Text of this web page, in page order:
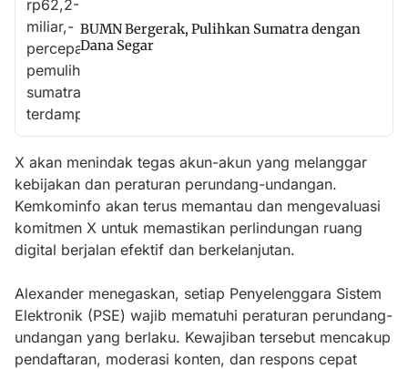
BUMN Bergerak, Pulihkan Sumatra dengan
Dana Segar
X akan menindak tegas akun-akun yang melanggar
kebijakan dan peraturan perundang-undangan.
Kemkominfo akan terus memantau dan mengevaluasi
komitmen X untuk memastikan perlindungan ruang
digital berjalan efektif dan berkelanjutan.
Alexander menegaskan, setiap Penyelenggara Sistem
Elektronik (PSE) wajib mematuhi peraturan perundang-
undangan yang berlaku. Kewajiban tersebut mencakup
pendaftaran, moderasi konten, dan respons cepat